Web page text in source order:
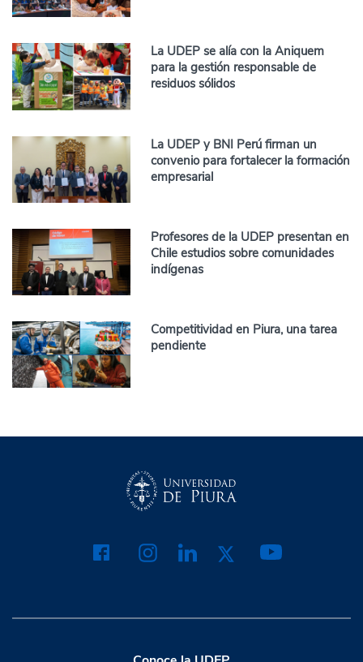
La UDEP se alía con la Aniquem
para la gestión responsable de
residuos sólidos
La UDEP y BNI Perú firman un
convenio para fortalecer la formación
empresarial
Profesores de la UDEP presentan en
Chile estudios sobre comunidades
indígenas
Competitividad en Piura, una tarea
pendiente